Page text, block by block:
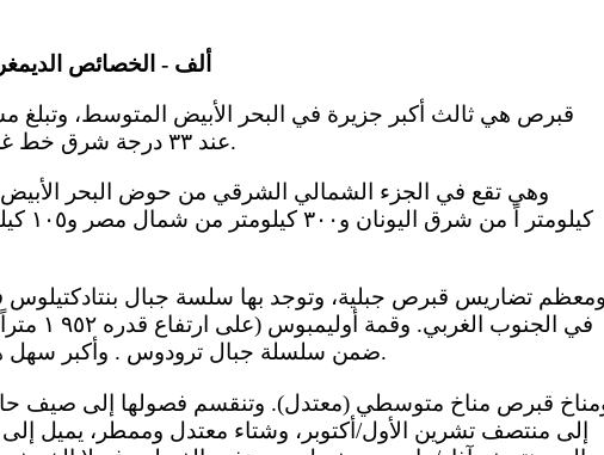
ألف - الخصائص
عند ٣٣ درجة شرق خط غرينيتش و٣٥ درجة شمال خط الاستواء.
في
ضمن سلسلة جبال ترودوس . وأكبر سهل هو ميسوريا ويقع بين هاتين السلسلتين.
إلى منتصف تشرين الأول/أكتوبر، وشتاء معتدل وممطر، يميل إلى